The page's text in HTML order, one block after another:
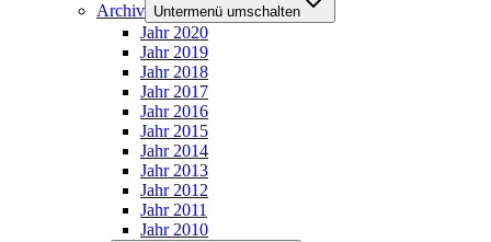
Archiv Untermenü umschalten
Jahr 2020
Jahr 2019
Jahr 2018
Jahr 2017
Jahr 2016
Jahr 2015
Jahr 2014
Jahr 2013
Jahr 2012
Jahr 2011
Jahr 2010